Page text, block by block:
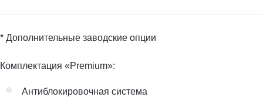
* Дополнительные заводские опции
Комплектация «Premium»:
Антиблокировочная система